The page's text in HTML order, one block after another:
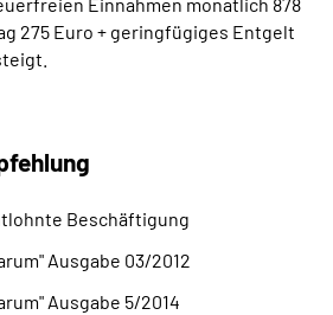
275 Euro + geringfügiges Entgelt
Beschäftigung
Ausgabe 03/2012
Ausgabe 5/2014